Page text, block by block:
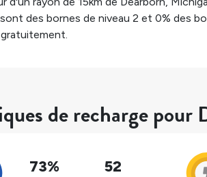
des bornes de niveau 2 et 0% des
de recharge pour
73% 52